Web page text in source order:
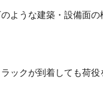
ような建築・設備面の
ックが到着しても荷役